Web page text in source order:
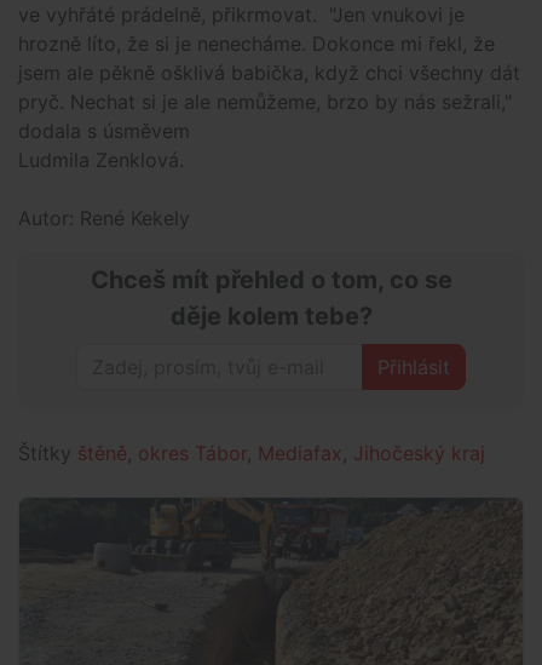
ve vyhřáté prádelně, přikrmovat. "Jen vnukovi je
hrozně líto, že si je nenecháme. Dokonce mi řekl, že
jsem ale pěkně ošklivá babička, když chci všechny dát
pryč. Nechat si je ale nemůžeme, brzo by nás sežrali,"
dodala s úsměvem
Ludmila Zenklová.
Autor: René Kekely
Chceš mít přehled o tom, co se
děje kolem tebe?
Přihlásit
Štítky štěně okres Tábor Mediafax Jihočeský kraj